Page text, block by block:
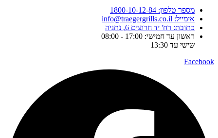
מספר טלפון: 1800-10-12-84
אימייל: info@traegergrills.co.il
כתובת: רח' יד חרוצים 6, נתניה
ראשון עד חמישי: 17:00 - 08:00
שישי עד 13:30
Facebook